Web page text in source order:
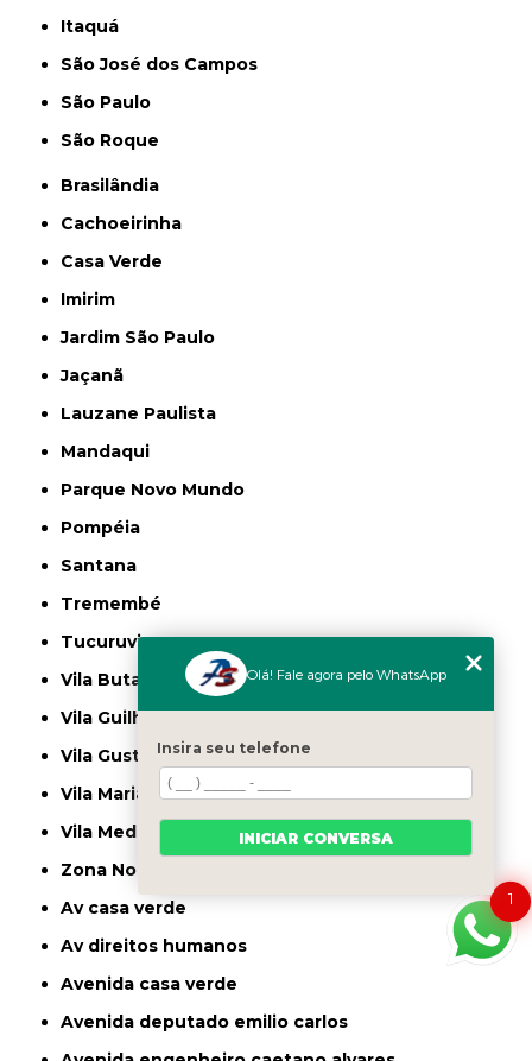
Itaquá
São José dos Campos
São Paulo
São Roque
Brasilândia
Cachoeirinha
Casa Verde
Imirim
Jardim São Paulo
Jaçanã
Lauzane Paulista
Mandaqui
Parque Novo Mundo
Pompéia
Santana
Tremembé
Tucuruvi
Vila Butantã
Vila Guilherme
Vila Gustavo
Vila Maria
Vila Medeiros
Zona Norte
av casa verde
av direitos humanos
avenida casa verde
avenida deputado emilio carlos
1
Olá! Fale agora pelo WhatsApp
Insira seu telefone
INICIAR CONVERSA